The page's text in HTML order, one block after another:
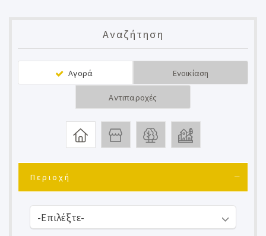
Αναζήτηση
Αγορά Ενοικίαση
Αντιπαροχές
Περιοχή